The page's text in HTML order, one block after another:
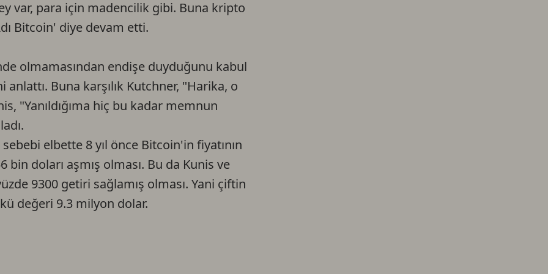
var, para için madencilik gibi. Buna kripto
Bitcoin' diye devam etti.
olmamasından endişe duyduğunu kabul
Buna karşılık Kutchner, "Harika, o
"Yanıldığıma hiç bu kadar memnun
elbette 8 yıl önce Bitcoin'in fiyatının
bin doları aşmış olması. Bu da Kunis ve
9300 getiri sağlamış olması. Yani çiftin
değeri 9.3 milyon dolar.